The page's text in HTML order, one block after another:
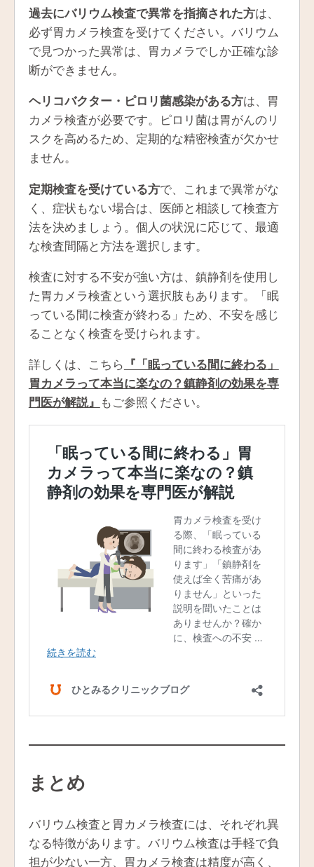
過去にバリウム検査で異常を指摘された方は、
必ず胃カメラ検査を受けてください。バリウム
で見つかった異常は、胃カメラでしか正確な診
断ができません。
ヘリコバクター・ピロリ菌感染がある方は、胃
カメラ検査が必要です。ピロリ菌は胃がんのリ
スクを高めるため、定期的な精密検査が欠かせ
ません。
定期検査を受けている方で、これまで異常がな
く、症状もない場合は、医師と相談して検査方
法を決めましょう。個人の状況に応じて、最適
な検査間隔と方法を選択します。
検査に対する不安が強い方は、鎮静剤を使用し
た胃カメラ検査という選択肢もあります。「眠
っている間に検査が終わる」ため、不安を感じ
ることなく検査を受けられます。
詳しくは、こちら 『「眠っている間に終わる」
胃カメラって本当に楽なの？鎮静剤の効果を専
門医が解説』 もご参照ください。
まとめ
バリウム検査と胃カメラ検査には、それぞれ異
なる特徴があります。バリウム検査は手軽で負
担が少ない一方、胃カメラ検査は精度が高く、